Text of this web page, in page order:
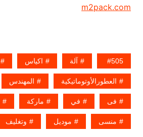
m2pack.com
505 آلة اكياس
العطورالأوتوماتيكية المهندس
فى في ماركة
منسى موديل وتغليف